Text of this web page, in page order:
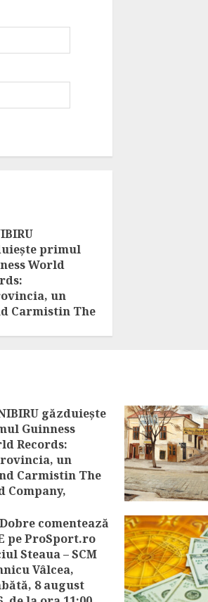
primul
World
un
Carmistin The
7, 2026
găzduiește
Guinness
Records:
un
Carmistin The
Company,
pentru cea
porție de
de pui
la un
comentează
pe ProSport.ro
Steaua – SCM
Vâlcea,
8 august